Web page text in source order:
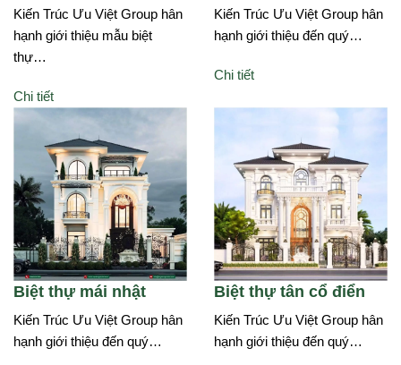
Kiến Trúc Ưu Việt Group hân
hạnh giới thiệu mẫu biệt
thự…
Chi tiết
Kiến Trúc Ưu Việt Group hân
hạnh giới thiệu đến quý…
Chi tiết
Biệt thự mái nhật
Kiến Trúc Ưu Việt Group hân
hạnh giới thiệu đến quý…
Biệt thự tân cổ điển
Kiến Trúc Ưu Việt Group hân
hạnh giới thiệu đến quý…